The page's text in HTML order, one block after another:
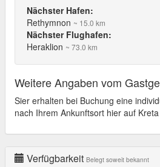
Nächster Hafen:
Rethymnon ~ 15.0 km
Nächster Flughafen:
Heraklion ~ 73.0 km
Weitere Angaben vom
Sier erhalten bei Buchung eine
nach Ihrem Ankunftsort hier auf Kreta
Verfügbarkeit Belegt soweit bekannt